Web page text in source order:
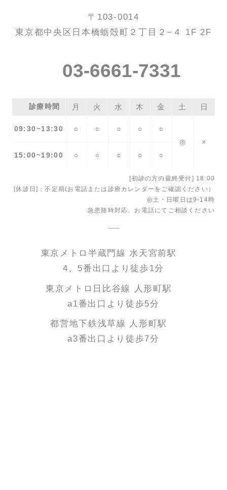
〒103-0014
東京都中央区日本橋蛎殻町２丁目２−４ 1F 2F
03-6661-7331
診療時間 月 火 水 木 金 土 日
09:30~13:30 ○ ○ ○ ○
○
◎
×
15:00~19:00
○ ○ ○ ○ ○
[初診の方の最終受付] 18:00
[休診日]：不定期(お電話または診療カレンダーをご確認ください）
◎土・日曜日は9-14時
急患随時対応、お電話にてご相談ください
東京メトロ半蔵門線 水天宮前駅
4、5番出口より徒歩1分
東京メトロ日比谷線 人形町駅
a1番出口より徒歩5分
都営地下鉄浅草線 人形町駅
a3番出口より徒歩7分